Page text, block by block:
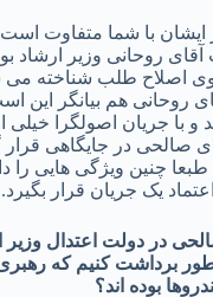
با شما متفاوت
روحانی وزیر ارشاد
اصلاح طلب شناخته
روحانی هم بیانگر این
با جریان اصولگرا خیلی
صالحی در جایگاهی
طبعا چنین ویژگی هایی را
یک جریان قرار بگیرد.
در دولت اعتدال وزیر
طور برداشت کنیم که
بوده اند؟